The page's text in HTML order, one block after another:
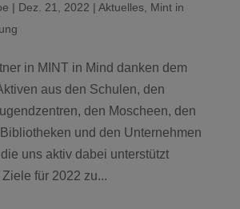
| Dez. 21, 2022 | Aktuelles, Mint in
in MINT in Mind danken dem
aus den Schulen, den
den Moscheen, den
und den Unternehmen
uns aktiv dabei unterstützt
für 2022 zu...